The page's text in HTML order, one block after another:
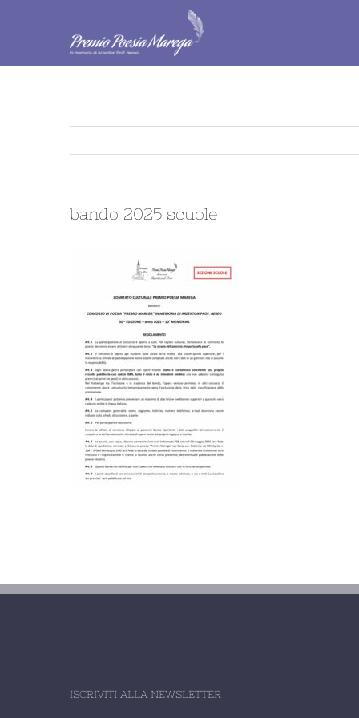
bando 2025 scuole
ISCRIVITI ALLA NEWSLETTER